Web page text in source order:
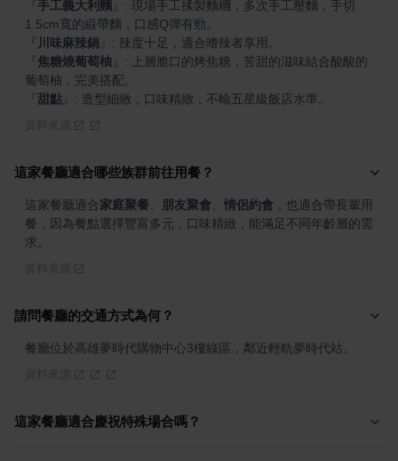
手工義大利麵
: 現場手工揉製麵糰，多次手工壓麵，手切
川味麻辣鍋
焦糖燒葡萄柚
: 上層脆口的烤焦糖，苦甜的滋味結合酸酸的
甜點 : 造型細緻，口味精緻，不輸五星級飯店水準。
這家餐廳適合哪些族群前往用餐？
這家餐廳適合家庭聚餐 朋友聚會 情侶約會 ，也適合帶長輩用
餐，因為餐點選擇豐富多元，口味精緻，能滿足不同年齡層的需
求。
請問餐廳的交通方式為何？
餐廳位於高雄夢時代購物中心3樓綠區，鄰近輕軌夢時代站。
這家餐廳適合慶祝特殊場合嗎？